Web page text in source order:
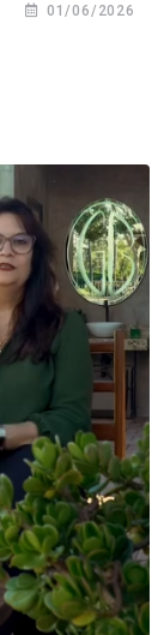
01/06/2026